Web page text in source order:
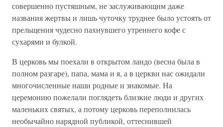
совершенно пустяшным, не заслуживающим даже
названия жертвы и лишь чуточку труднее было устоять от
прельщения чудесно пахнувшего утреннего кофе с
сухарями и булкой.
В церковь мы поехали в открытом ландо (весна была в
полном разгаре), папа, мама и я, а в церкви нас ожидали
многочисленные наши родные и знакомые. На
церемонию пожелали поглядеть близкие люди и других
маленьких святых, а потому церковь переполнилась
необычайно нарядной публикой, оттеснившей